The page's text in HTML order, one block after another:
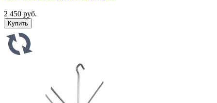
2 450 руб.